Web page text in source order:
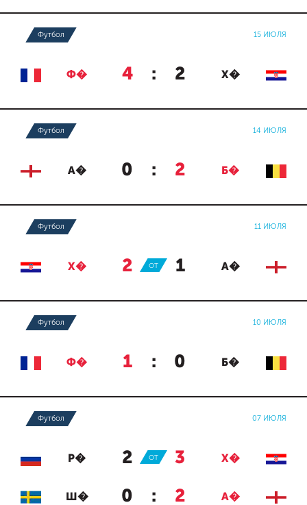
Футбол 15 ИЮЛЯ
Ф� 4 : 2 Х�
Футбол 14 ИЮЛЯ
А� 0 : 2 Б�
Футбол 11 ИЮЛЯ
Х� 2 : 1 А�
ОТ
Футбол 10 ИЮЛЯ
Ф� 1 : 0 Б�
Футбол 07 ИЮЛЯ
Р� 2 : 3 Х�
ОТ
Ш� 0 : 2 А�